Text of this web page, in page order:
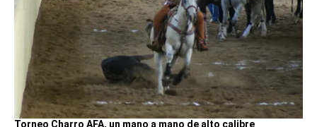
Torneo Charro AFA, un mano a mano de alto calibre